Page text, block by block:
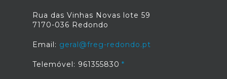
Rua das Vinhas Novas lote 59
7170-036 Redondo
Email: geral@freg-redondo.pt
Telemóvel: 961355830